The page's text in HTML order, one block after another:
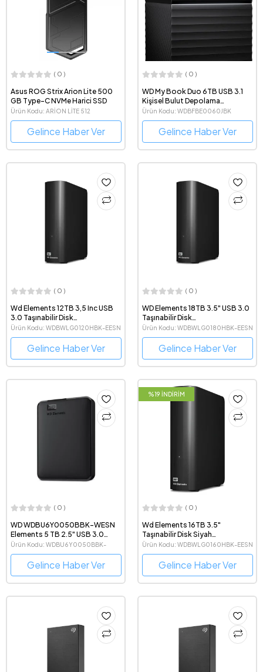
( 0 )
Asus ROG Strix Arion Lite 500
GB Type-C NVMe Harici SSD
Ürün Kodu: ARİON LİTE 512
Gelince Haber Ver
( 0 )
WD My Book Duo 6TB USB 3.1
Kişisel Bulut Depolama
WDBFBE0060JBK-EESN
Ürün Kodu: WDBFBE0060JBK
Gelince Haber Ver
( 0 )
Wd Elements 12TB 3,5 Inc USB
3.0 Taşınabilir Disk
WDBWLG0120HBK-EESN
Ürün Kodu: WDBWLG0120HBK-EESN
Gelince Haber Ver
( 0 )
WD Elements 18TB 3.5" USB 3.0
Taşınabilir Disk
WDBWLG0180HBK
Ürün Kodu: WDBWLG0180HBK-EESN
Gelince Haber Ver
( 0 )
WD WDBU6Y0050BBK-WESN
Elements 5 TB 2.5" USB 3.0
Taşınabilir Disk
Ürün Kodu: WDBU6Y0050BBK-
WESN
Gelince Haber Ver
%19 İNDİRİM
( 0 )
Wd Elements 16TB 3.5"
Taşınabilir Disk Siyah
(WDBWLG0160HBK-EESN)
Ürün Kodu: WDBWLG0160HBK-EESN
Gelince Haber Ver